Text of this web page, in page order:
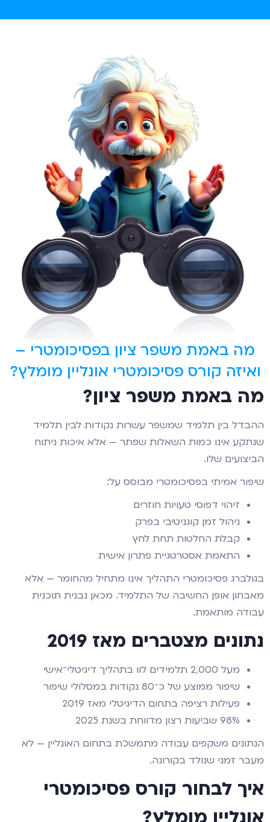
מה באמת משפר ציון בפסיכומטרי –
ואיזה קורס פסיכומטרי אונליין מומלץ?
מה באמת משפר ציון?
ההבדל בין תלמיד שמשפר עשרות נקודות לבין תלמיד
שנתקע אינו כמות השאלות שפתר — אלא איכות ניתוח
הביצועים שלו.
שיפור אמיתי בפסיכומטרי מבוסס על:
זיהוי דפוסי טעויות חוזרים
ניהול זמן קוגניטיבי בפרק
קבלת החלטות תחת לחץ
התאמת אסטרטגיית פתרון אישית
בגולברג פסיכומטרי התהליך אינו מתחיל מהחומר — אלא
מאבחון אופן החשיבה של התלמיד. מכאן נבנית תוכנית
עבודה מותאמת.
נתונים מצטברים מאז 2019
מעל 2,000 תלמידים לוו בתהליך דיגיטלי־אישי
שיפור ממוצע של כ־80 נקודות במסלולי שיפור
פעילות רציפה בתחום הדיגיטלי מאז 2019
98% שביעות רצון מדווחת בשנת 2025
הנתונים משקפים עבודה מתמשכת בתחום האונליין — לא
מעבר זמני שנולד בקורונה.
איך לבחור קורס פסיכומטרי